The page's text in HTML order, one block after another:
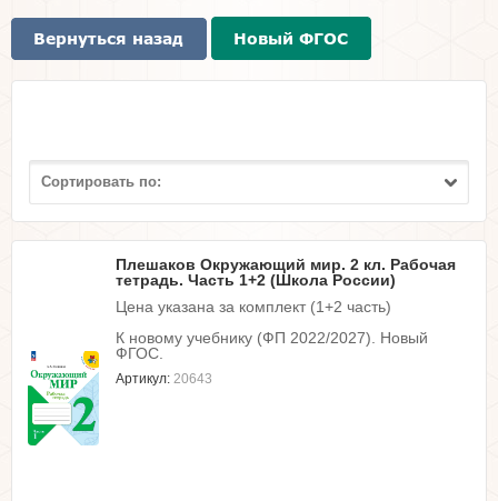
Сортировать по:
Плешаков Окружающий мир. 2 кл. Рабочая
тетрадь. Часть 1+2 (Школа России)
Цена указана за комплект (1+2 часть)
К новому учебнику (ФП 2022/2027). Новый
ФГОС.
Артикул: 20643